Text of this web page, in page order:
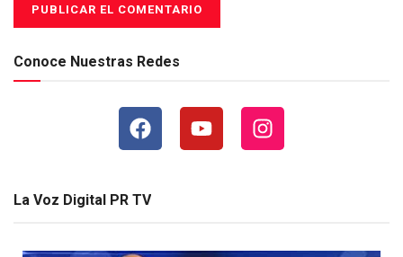
Conoce Nuestras Redes
La Voz Digital PR TV